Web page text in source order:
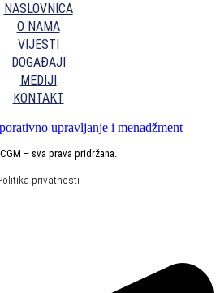
NASLOVNICA
O NAMA
VIJESTI
DOGAĐAJI
MEDIJI
KONTAKT
– sva prava pridržana.
privatnosti